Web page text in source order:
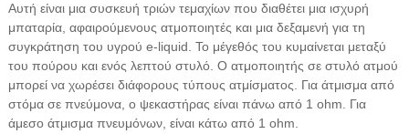
Αυτή είναι μια συσκευή τριών τεμαχίων που διαθέτει μια ισχυρή
μπαταρία, αφαιρούμενους ατμοποιητές και μια δεξαμενή για τη
συγκράτηση του υγρού e-liquid. Το μέγεθός του κυμαίνεται μεταξύ
του πούρου και ενός λεπτού στυλό. Ο ατμοποιητής σε στυλό ατμού
μπορεί να χωρέσει διάφορους τύπους ατμίσματος. Για άτμισμα από
στόμα σε πνεύμονα, ο ψεκαστήρας είναι πάνω από 1 ohm. Για
άμεσο άτμισμα πνευμόνων, είναι κάτω από 1 ohm.